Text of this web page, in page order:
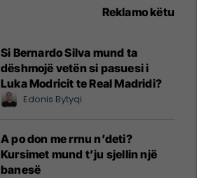
Reklamo këtu
Si Bernardo Silva mund ta
dëshmojë vetën si pasuesi i
Luka Modricit te Real Madridi?
Edonis Bytyqi
A po don me rrnu n’deti?
Kursimet mund t’ju sjellin një
banesë